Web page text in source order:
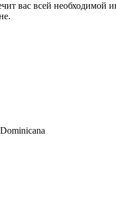
вас всей необходимой